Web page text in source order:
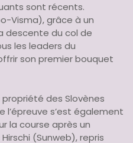
sont récents.
Visma), grâce à un
descente du col de
les leaders du
son premier bouquet
propriété des Slovènes
l’épreuve s’est également
la course après un
(Sunweb), repris